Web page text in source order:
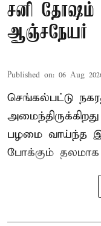
சனி தோஷம்
ஆஞ்சநேயர்
Published on: 06 Aug
செங்கல்பட்டு
பழமை வாய்ந்த
போக்கும் தலமாக